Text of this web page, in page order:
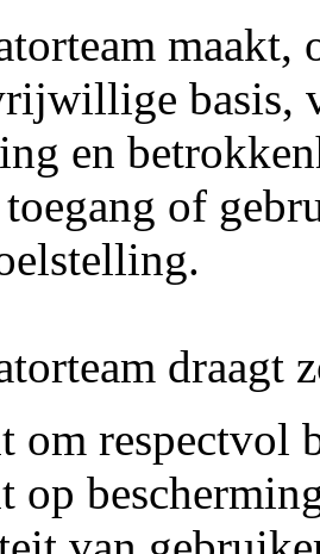
basis,
en
of
draagt
om respectvol
op